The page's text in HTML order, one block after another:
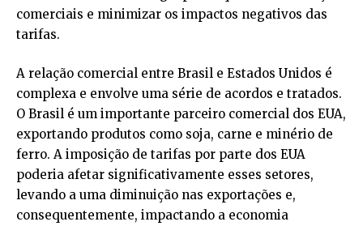
comerciais e minimizar os impactos negativos das
tarifas.
A relação comercial entre Brasil e Estados Unidos é
complexa e envolve uma série de acordos e tratados.
O Brasil é um importante parceiro comercial dos EUA,
exportando produtos como soja, carne e minério de
ferro. A imposição de tarifas por parte dos EUA
poderia afetar significativamente esses setores,
levando a uma diminuição nas exportações e,
consequentemente, impactando a economia